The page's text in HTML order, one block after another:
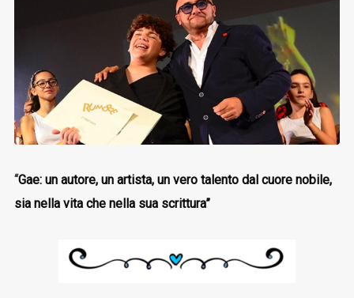
“Gae: un autore, un artista, un vero talento dal cuore nobile,
sia nella vita che nella sua scrittura”